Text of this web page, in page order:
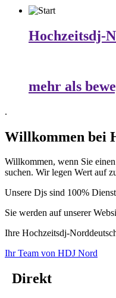
Hochzeitsdj-
mehr als
.
Willkommen bei
Willkommen, wenn Sie
suchen. Wir legen Wert auf
Unsere Djs sind 100%
Sie werden auf unserer
Ihre Hochzeitsdj-
Ihr Team von HDJ Nord
Direkt